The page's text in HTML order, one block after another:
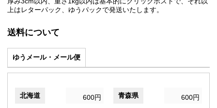
上はレターパック、ゆうパックで発送いたします。
送料について
ゆうメール・メール便
北海道 600円 青森県 600円